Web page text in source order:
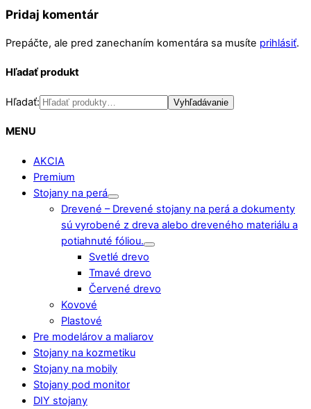
Pridaj komentár
Prepáčte, ale pred zanechaním komentára sa musíte prihlásiť.
Hľadať produkt
Hľadať: Vyhľadávanie
MENU
AKCIA
Premium
Stojany na perá
Drevené – Drevené stojany na perá a dokumenty
sú vyrobené z dreva alebo dreveného materiálu a
potiahnuté fóliou.
Svetlé drevo
Tmavé drevo
Červené drevo
Kovové
Plastové
Pre modelárov a maliarov
Stojany na kozmetiku
Stojany na mobily
Stojany pod monitor
DIY stojany